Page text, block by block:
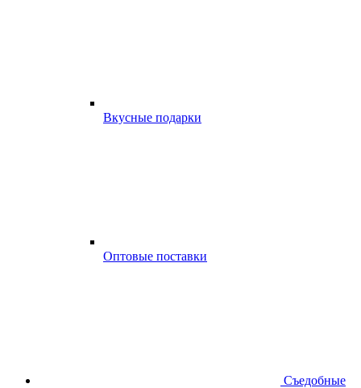
Вкусные подарки
Оптовые поставки
Съедобные